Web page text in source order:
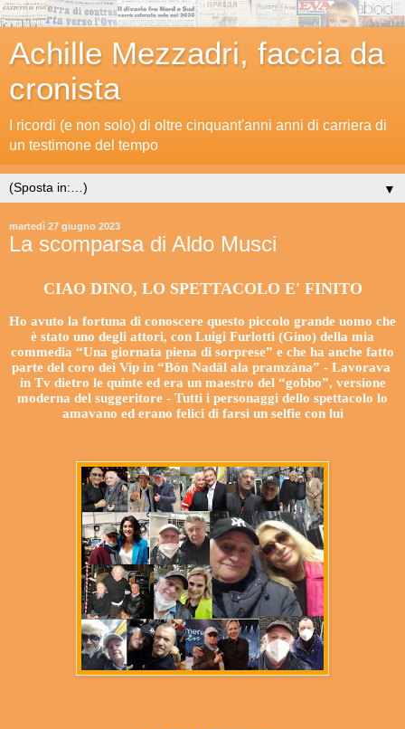
Achille Mezzadri, faccia da
cronista
I ricordi (e non solo) di oltre cinquant'anni anni di carriera di
un testimone del tempo
▼
martedì 27 giugno 2023
La scomparsa di Aldo Musci
CIAO DINO, LO SPETTACOLO E' FINITO
Ho avuto la fortuna di conoscere questo piccolo grande uomo che
è stato uno degli attori, con Luigi Furlotti (Gino) della mia
commedia “Una giornata piena di sorprese” e che ha anche fatto
parte del coro dei Vip in “Bón Nadäl ala pramzàna” - Lavorava
in Tv dietro le quinte ed era un maestro del “gobbo”, versione
moderna del suggeritore - Tutti i personaggi dello spettacolo lo
amavano ed erano felici di farsi un selfie con lui